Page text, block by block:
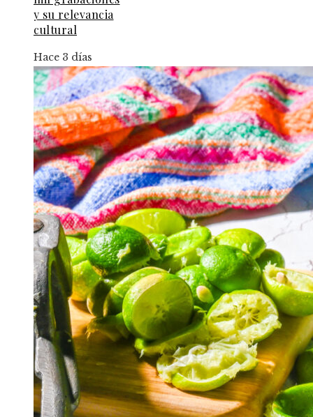
y su relevancia
cultural
Hace 3 días